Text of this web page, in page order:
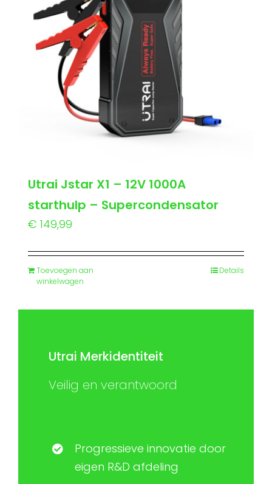
Utrai Jstar X1 – 12V 1000A
starthulp – Supercondensator
€ 149,99
Toevoegen aan
winkelwagen
Details
Utrai Merkidentiteit
Veilig en verantwoord
Progressieve innovatie door
eigen R&D afdeling